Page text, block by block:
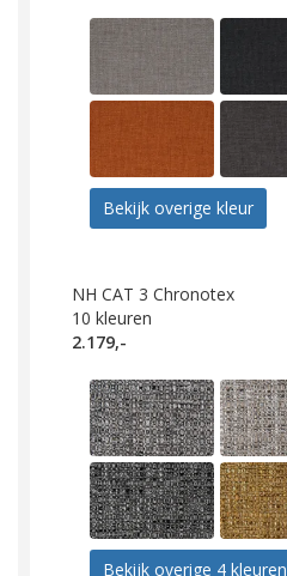
Bekijk overige kleur
NH CAT 3 Chronotex
10 kleuren
2.179,-
Bekijk overige 4 kleuren